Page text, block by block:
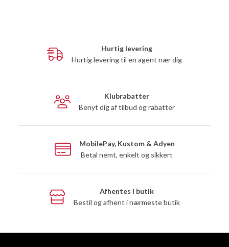
Hurtig levering
Hurtig levering til en agent nær dig
Klubrabatter
Benyt dig af tilbud og rabatter
MobilePay, Kustom & Adyen
Betal nemt, enkelt og sikkert
Afhentes i butik
Bestil og afhent i nærmeste butik